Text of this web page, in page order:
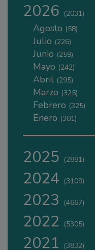
2026 (2031)
Agosto (58)
Julio (226)
Junio (259)
Mayo (242)
Abril (295)
Marzo (325)
Febrero (325)
Enero (301)
2025 (2881)
2024 (3109)
2023 (4667)
2022 (5305)
2021 (3832)